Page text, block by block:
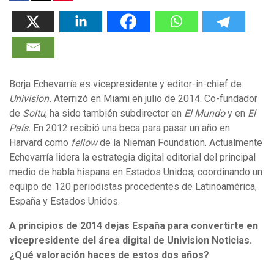
Borja Echevarría es vicepresidente y editor-in-chief de
Univision. Aterrizó en Miami en julio de 2014. Co-fundador
de Soitu, ha sido también subdirector en El Mundoy en El
País. En 2012 recibió una beca para pasar un año en
Harvard como fellowde la Nieman Foundation. Actualmente
Echevarría lidera la estrategia digital editorial del principal
medio de habla hispana en Estados Unidos, coordinando un
equipo de 120 periodistas procedentes de Latinoamérica,
España y Estados Unidos.
A principios de 2014 dejas España para convertirte en
vicepresidente del área digital de Univision Noticias.
¿Qué valoración haces de estos dos años?